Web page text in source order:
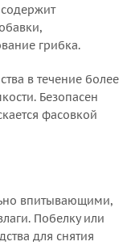
грибка.
в течение более
Безопасен
фасовкой
впитывающими,
Побелку или
для снятия